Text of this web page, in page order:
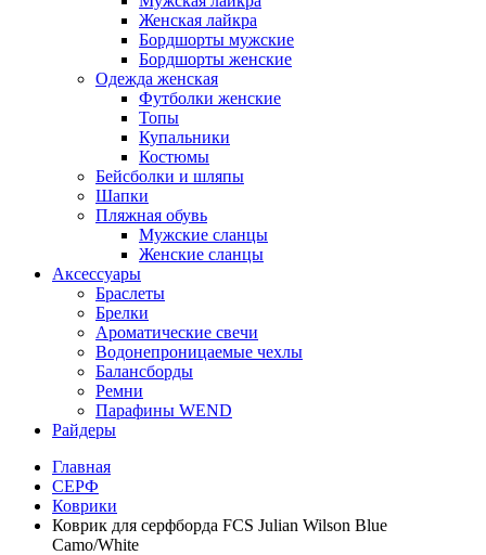
Женская лайкра
Бордшорты мужские
Бордшорты женские
Одежда женская
Футболки женские
Топы
Купальники
Костюмы
Бейсболки и шляпы
Шапки
Пляжная обувь
Мужские сланцы
Женские сланцы
Аксессуары
Браслеты
Брелки
Ароматические свечи
Водонепроницаемые чехлы
Балансборды
Ремни
Парафины WEND
Райдеры
Главная
СЕРФ
Коврики
Коврик для серфборда FCS Julian Wilson Blue
Camo/White